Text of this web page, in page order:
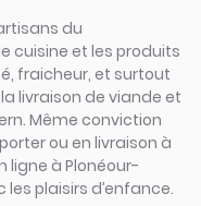
du
cuisine et les produits
fraicheur, et surtout
livraison de viande et
Même conviction
ou en livraison à
ligne à Plonéour-
plaisirs d’enfance.